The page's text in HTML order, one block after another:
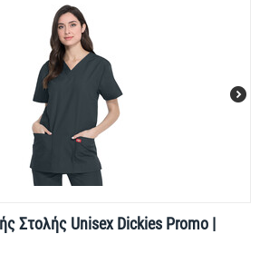
Στολής Unisex Dickies Promo |